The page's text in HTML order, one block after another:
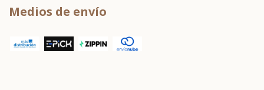
Medios de envío